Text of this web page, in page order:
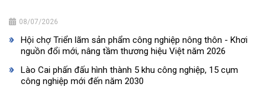
08/07/2026
Hội chợ Triển lãm sản phẩm công nghiệp nông thôn - Khơi
nguồn đổi mới, nâng tầm thương hiệu Việt năm 2026
Lào Cai phấn đấu hình thành 5 khu công nghiệp, 15 cụm
công nghiệp mới đến năm 2030